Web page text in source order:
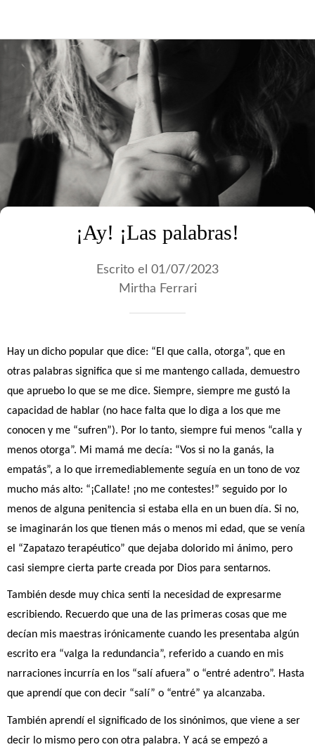
¡Ay! ¡Las palabras!
Escrito el 01/07/2023
Mirtha Ferrari
Hay un dicho popular que dice: “El que calla, otorga”, que en
otras palabras significa que si me mantengo callada, demuestro
que apruebo lo que se me dice. Siempre, siempre me gustó la
capacidad de hablar (no hace falta que lo diga a los que me
conocen y me “sufren”). Por lo tanto, siempre fui menos “calla y
menos otorga”. Mi mamá me decía: “Vos si no la ganás, la
empatás”, a lo que irremediablemente seguía en un tono de voz
mucho más alto: “¡Callate! ¡no me contestes!” seguido por lo
menos de alguna penitencia si estaba ella en un buen día. Si no,
se imaginarán los que tienen más o menos mi edad, que se venía
el “Zapatazo terapéutico” que dejaba dolorido mi ánimo, pero
casi siempre cierta parte creada por Dios para sentarnos.
También desde muy chica sentí la necesidad de expresarme
escribiendo. Recuerdo que una de las primeras cosas que me
decían mis maestras irónicamente cuando les presentaba algún
escrito era “valga la redundancia”, referido a cuando en mis
narraciones incurría en los “salí afuera” o “entré adentro”. Hasta
que aprendí que con decir “salí” o “entré” ya alcanzaba.
También aprendí el significado de los sinónimos, que viene a ser
decir lo mismo pero con otra palabra. Y acá se empezó a